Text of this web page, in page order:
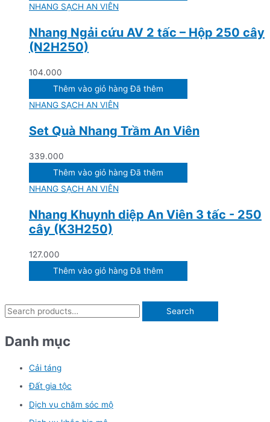
NHANG SẠCH AN VIÊN
Nhang Ngải cứu AV 2 tấc – Hộp 250 cây
(N2H250)
104.000
Thêm vào giỏ hàng Đã thêm
NHANG SẠCH AN VIÊN
Set Quà Nhang Trầm An Viên
339.000
Thêm vào giỏ hàng Đã thêm
NHANG SẠCH AN VIÊN
Nhang Khuynh diệp An Viên 3 tấc - 250
cây (K3H250)
127.000
Thêm vào giỏ hàng Đã thêm
Search
Danh mục
Cải táng
Đất gia tộc
Dịch vụ chăm sóc mộ